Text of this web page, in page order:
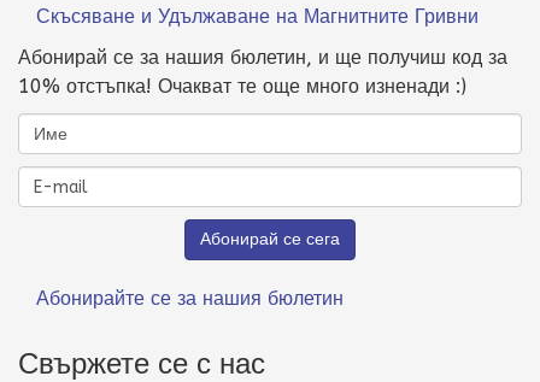
Скъсяване и Удължаване на Магнитните Гривни
Абонирай се за нашия бюлетин, и ще получиш код за
10% отстъпка! Очакват те още много изненади :)
Абонирайте се за нашия бюлетин
Свържете се с нас